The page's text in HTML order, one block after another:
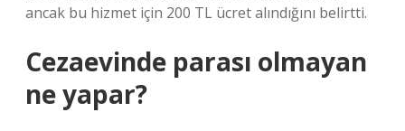
ancak bu hizmet için 200 TL ücret alındığını belirtti.
Cezaevinde parası olmayan
ne yapar?